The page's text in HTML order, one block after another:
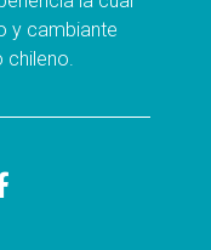
y cambiante